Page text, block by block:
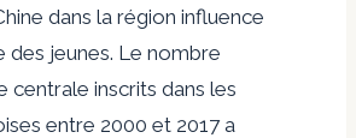
dans la région influence
des jeunes. Le nombre
centrale inscrits dans les
entre 2000 et 2017 a